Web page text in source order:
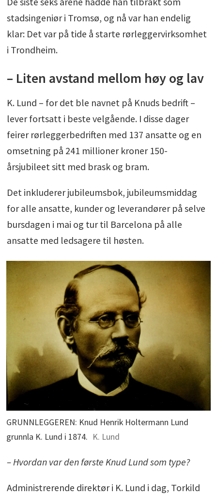
stadsingeniør i Tromsø, og nå var han endelig
klar: Det var på tide å starte rørleggervirksomhet
i Trondheim.
– Liten avstand mellom høy og lav
K. Lund – for det ble navnet på Knuds bedrift –
lever fortsatt i beste velgående. I disse dager
feirer rørleggerbedriften med 137 ansatte og en
omsetning på 241 millioner kroner 150-
årsjubileet sitt med brask og bram.
Det inkluderer jubileumsbok, jubileumsmiddag
for alle ansatte, kunder og leverandører på selve
bursdagen i mai og tur til Barcelona på alle
ansatte med ledsagere til høsten.
GRUNNLEGGEREN: Knud Henrik Holtermann Lund
grunnla K. Lund i 1874. K. Lund
– Hvordan var den første Knud Lund som type?
Administrerende direktør i K. Lund i dag, Torkild